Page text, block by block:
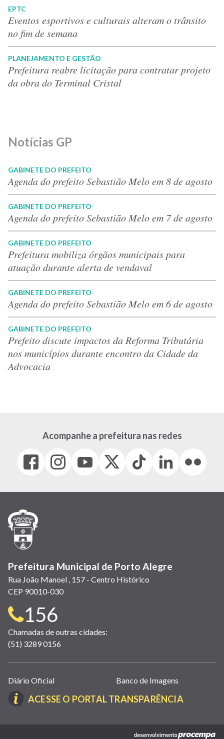
EPTC
Eventos esportivos e culturais alteram o trânsito
no fim de semana
PLANEJAMENTO E GESTÃO
Prefeitura reabre licitação para contratar projeto
da obra do Terminal Cristal
Notícias GP
GABINETE DO PREFEITO
Agenda do prefeito Sebastião Melo em 8 de agosto
GABINETE DO PREFEITO
Agenda do prefeito Sebastião Melo em 7 de agosto
GABINETE DO PREFEITO
Prefeitura mobiliza órgãos municipais para
atuação durante alerta de vendaval
GABINETE DO PREFEITO
Agenda do prefeito Sebastião Melo em 6 de agosto
GABINETE DO PREFEITO
Prefeito discute impactos da Reforma Tributária
nos municípios durante encontro da Cidade da
Advocacia
Acompanhe a prefeitura nas redes
Facebook
(link
em
janela)
Instagram
(link
em
(link
em
(Antigo
(link
Tiktok
(link
em
LinkedIn
(link
em
(link
em
Prefeitura Municipal de Porto Alegre
Rua João Manoel , 157 - Centro Histórico
CEP 90010-030
Telefone
para
contato:
156
Chamadas de outras cidades:
(51) 3289 0156
Links
úteis
(abrem
Diário Oficial Banco de Imagens
ACESSE O PORTAL TRANSPARÊNCIA(LINK
EM